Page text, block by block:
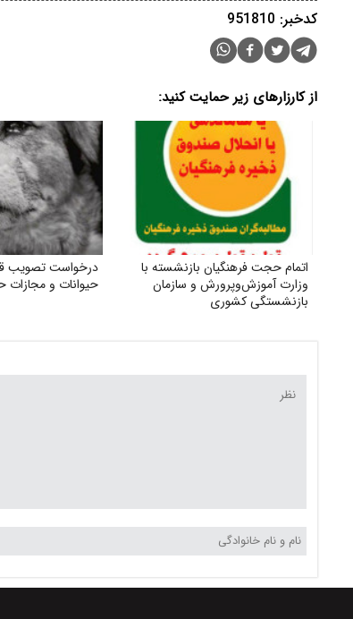
کدخبر: 951810
از کارزارهای زیر حمایت کنید:
اتمام حجت فرهنگیان بازنشسته با
وزارت آموزش‌وپرورش و سازمان
بازنشستگی کشوری
درخواست تصویب
حیوانات و مجازات